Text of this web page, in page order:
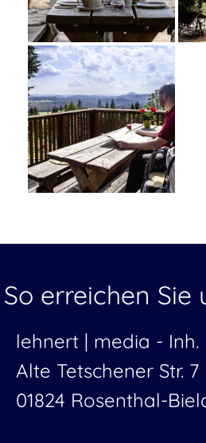
So erreichen Sie
lehnert | media -
Alte Tetschener Str. 7
01824 Rosenthal-